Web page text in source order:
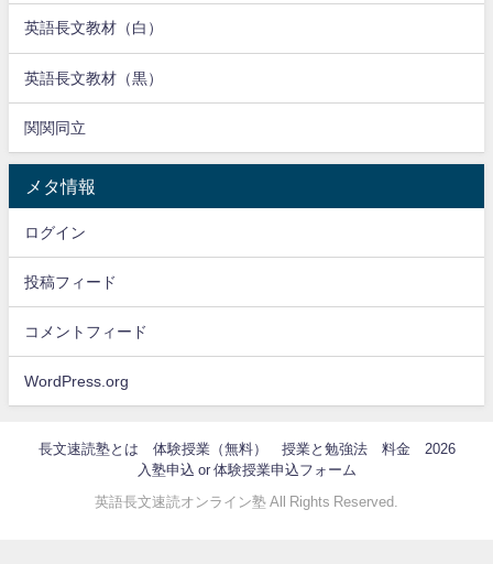
英語長文教材（白）
英語長文教材（黒）
関関同立
メタ情報
ログイン
投稿フィード
コメントフィード
WordPress.org
長文速読塾とは 体験授業（無料） 授業と勉強法
料金 2026
入塾申込 or 体験授業申込フォーム
英語長文速読オンライン塾 All Rights Reserved.